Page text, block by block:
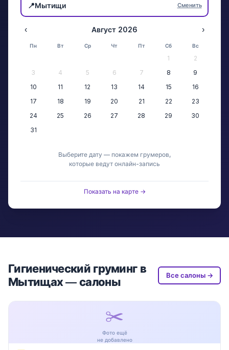
📍Мытищи Сменить
‹ Август 2026 ›
Пн Вт Ср Чт Пт Сб Вс
1
2
3
4 5 6 7 8
9
10
11 12 13 14 15
16
17
18 19 20 21 22
23
24
25 26 27 28 29
30
31
Выберите дату — покажем грумеров,
которые ведут онлайн-запись
Показать на карте →
Гигиенический груминг в
Мытищах — салоны
Все салоны →
✂️
Фото ещё
не добавлено